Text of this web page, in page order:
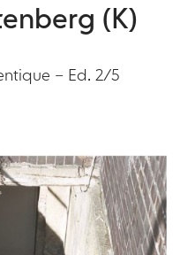
(K)
– Ed. 2/5